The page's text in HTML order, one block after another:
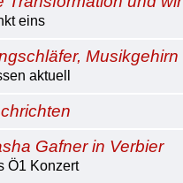
eins
Musikgehirn
aktuell
Gafner in Verbier
Ö1 Konzert